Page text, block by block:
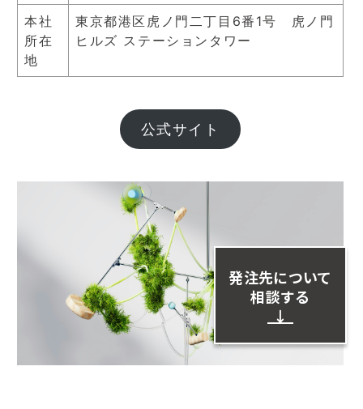
本社
所在
地
東京都港区虎ノ門二丁目6番1号 虎ノ門
ヒルズ ステーションタワー
公式サイト
発注先について
相談する
↓